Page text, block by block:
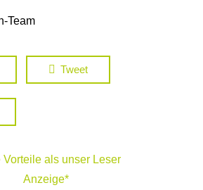
Team
Tweet
Vorteile als unser Leser
Anzeige*